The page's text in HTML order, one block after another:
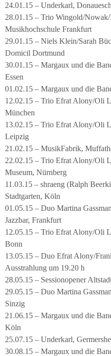
24.01.15 – Underkarl,
28.01.15 – Trio Wingold/
Musikhochschule Frankfurt
29.01.15 – Niels Klein/Sarah
Domicil Dortmund
30.01.15 – Margaux und die
Essen
01.02.15 – Margaux und die
12.02.15 – Trio Efrat Alony/Oli
München
13.02.15 – Trio Efrat Alony/Oli
Leipzig
21.02.15 – MusikFabrik,
22.02.15 – Trio Efrat Alony/Oli
Museum, Nürnberg
11.03.15 – shraeng (Ralph
Stadtgarten, Köln
01.05.15 – Duo Martina
Jazzbar, Frankfurt
12.05.15 – Trio Efrat Alony/Oli
Bonn
13.05.15 – Duo Efrat Alony/
Ausstrahlung um 19.20 h
28.05.15 – Sessionopener
29.05.15 – Duo Martina
Sinzig
21.06.15 – Margaux und die
Köln
25.07.15 – Underkarl,
30.08.15 – Margaux und die